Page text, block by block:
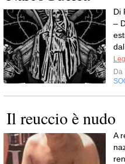
Di
–
Da
Il reuccio è nudo
A